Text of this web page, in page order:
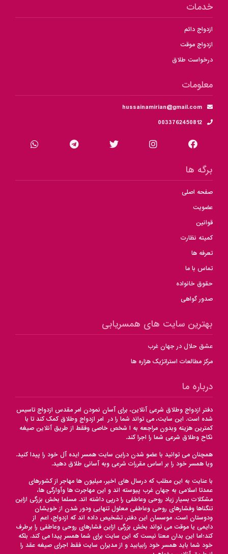
خدمات
ازدواج دائم
ازدواج موقت
درخواست طلاق
معلومات
hussainamirian@gmail.com
0033762450812
برگه ها
صفحه اصلی
عضویت
قوانین
کمیته نظارت
تعرفه ها
تماس با ما
حقوق خانواده
صدور گواهی
بهترین سایت های همسریابی
عشق حلال در جهان غرب
مرکز مطالعات استراتژیک هزاره ها
درباره ما
دفتر ازدواج وطلاق شرعی آنلاین، برای آسان نمودن امر مقدس ازدواج تاسیس
شده است. این سایت، می تواند شما را در امر ازدواج وطلاق کمک کند تا با
کمترین هزینه وبدون مراجعه به ا شخص خاصی وفقط از طریق آنلاین صیغه
نکاح وطلاق شرعی شما را اجرا کند.
همچنان می توانید با عضو شدن دراین سایت همسر ایده آل خود را پیدا کنید.
ویا همسر خود را بر اساس مقررات شرعی وبه آسانی طلاق دهید.
با عنایت به این مطلب که درسال های اخیر، میلیون ها مهاجر از کشورهای
عمدتا اسلامی به جهان غرب پیوسته اند و این مهاجرت ها وآوارگی ها،
مشکلات بسیار زیاد روحی وعاطفی را درپی داشته اند. مسلما بخش بزرگی ازاین
تنگناها وفشارهای روحی وعاطفی معلول تنهایی ودور شدن از خویشان
ودوستان است. موسسان این دفتر، تشخیص داده اند که ازدواج، اعم از
دایمی یا موقت می تواند بخش بزرگی ازاین فشارهای روحی وعاطفی را برطرف
کند؛اما این بدان معنا نیست که این سایت برای شما همسر پیدا می کند. بلکه
خود شما باید همسر خود رابیابید و از مدیران سایت فقط اجرای صیغه عقد را